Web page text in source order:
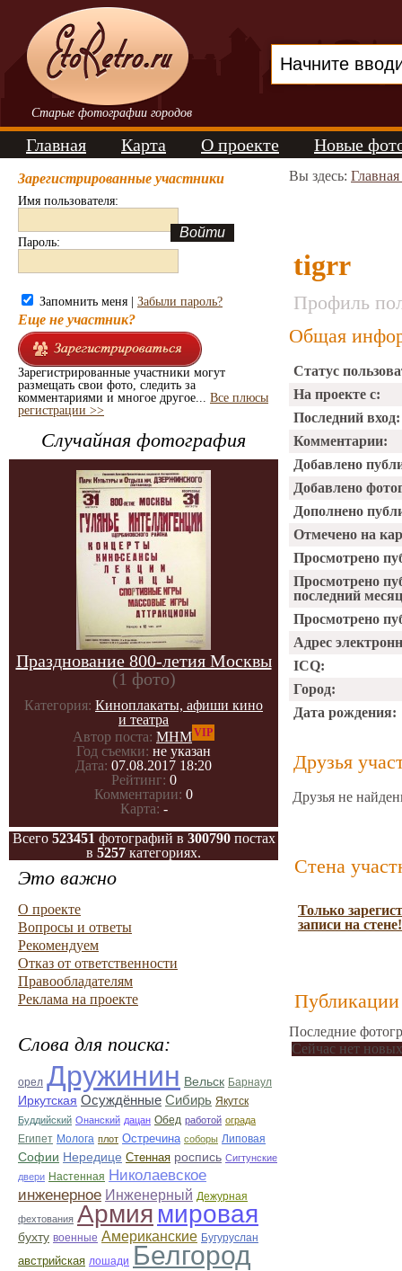
Старые фотографии городов
Главная Карта О проекте Новые
Зарегистрированные участники
Имя пользователя:
Пароль:
Запомнить меня | Забыли пароль?
Еще не участник?
Зарегистрированные участники могут
размещать свои фото, следить за
комментариями и многое другое... Все плюсы
регистрации >>
Случайная фотография
Празднование 800-летия Москвы
(1 фото)
Категория: Киноплакаты, афиши кино
и театра
Автор поста: МНМVIP
Год съемки: не указан
Дата: 07.08.2017 18:20
Рейтинг: 0
Комментарии: 0
Карта: -
Всего 523451 фотографий в 300790постах
в 5257 категориях.
Это важно
О проекте
Вопросы и ответы
Рекомендуем
Отказ от ответственности
Правообладателям
Реклама на проекте
Слова для поиска:
орел Дружинин Вельск Барнаул
Иркутская Осуждённые Сибирь Якутск
Буддийский Онанский дацан Обед работой ограда
Египет Молога плот Остречина соборы Липовая
Софии Нередице Стенная роспись Сигтунские
двери Настенная Николаевское
инженерное Инженерный Дежурная
фехтования Армия мировая
бухту военные Американские Бугуруслан
австрийская лошади Белгород
Вы здесь:
tigrr
Профиль
Общая
Статус
На проекте с:
Последний вход:
Комментарии:
Добавлено
Добавлено
Дополнено
Отмечено на
Просмотрено
Просмотрено
последний
Просмотрено
Адрес
ICQ:
Город:
Дата рождения:
Друзья
Друзья не
Стена
Только
записи на стене!
Публикации
Последние
Сейчас нет